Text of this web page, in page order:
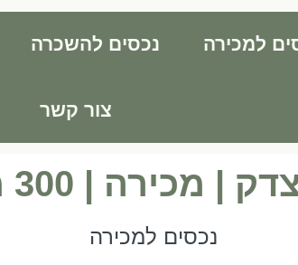
למכירה נכסים להשכרה
צור קשר
| מכירה | 300 מ״ר
נכסים למכירה